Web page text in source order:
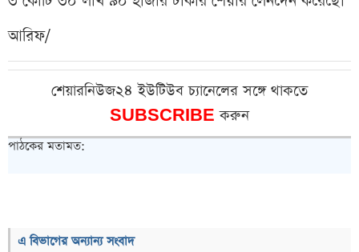
আরিফ/
শেয়ারনিউজ২৪ ইউটিউব চ্যানেলের সঙ্গে থাকতে
SUBSCRIBEকরুন
পাঠকের মতামত:
এ বিভাগের অন্যান্য সংবাদ